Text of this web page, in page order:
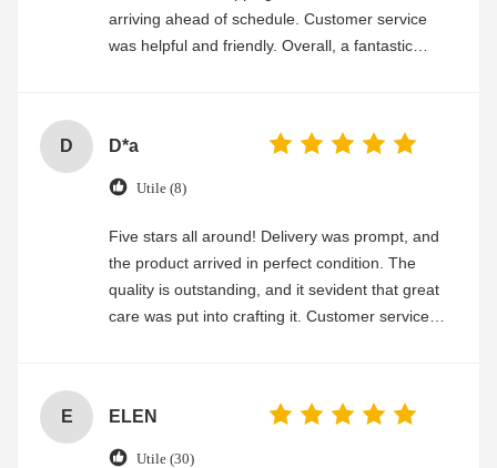
arriving ahead of schedule. Customer service
was helpful and friendly. Overall, a fantastic
D D*a
Utile (8)
Five stars all around! Delivery was prompt, and
the product arrived in perfect condition. The
quality is outstanding, and it sevident that great
care was put into crafting it. Customer service
E ELEN
Utile (30)